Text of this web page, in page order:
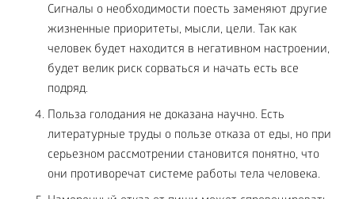
Сигналы о необходимости поесть заменяют другие
жизненные приоритеты, мысли, цели. Так как
человек будет находится в негативном настроении,
будет велик риск сорваться и начать есть все
подряд.
Польза голодания не доказана научно. Есть
литературные труды о пользе отказа от еды, но при
серьезном рассмотрении становится понятно, что
они противоречат системе работы тела человека.